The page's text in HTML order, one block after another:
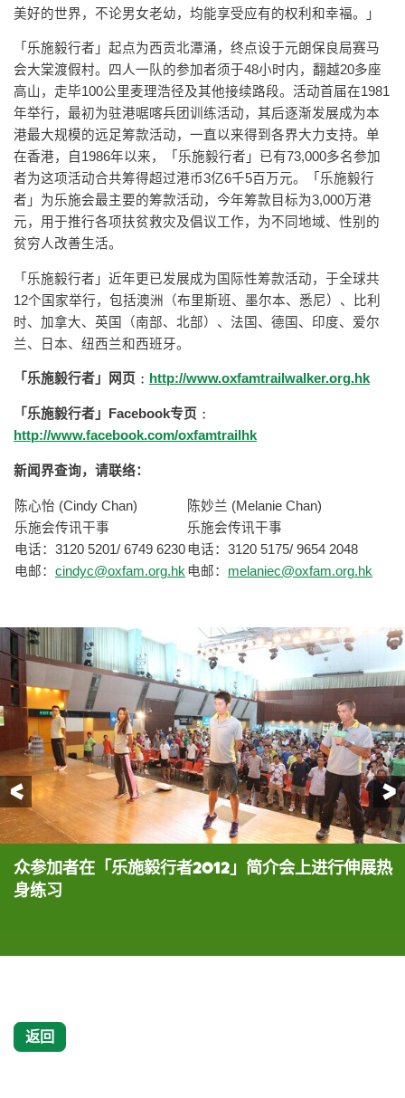
美好的世界，不论男女老幼，均能享受应有的权利和幸褔。」
「乐施毅行者」起点为西贡北潭涌，终点设于元朗保良局赛马
会大棠渡假村。四人一队的参加者须于48小时内，翻越20多座
高山，走毕100公里麦理浩径及其他接续路段。活动首届在1981
年举行，最初为驻港啹喀兵团训练活动，其后逐渐发展成为本
港最大规模的远足筹款活动，一直以来得到各界大力支持。单
在香港，自1986年以来，「乐施毅行者」已有73,000多名参加
者为这项活动合共筹得超过港币3亿6千5百万元。「乐施毅行
者」为乐施会最主要的筹款活动，今年筹款目标为3,000万港
元，用于推行各项扶贫救灾及倡议工作，为不同地域、性别的
贫穷人改善生活。
「乐施毅行者」近年更已发展成为国际性筹款活动，于全球共
12个国家举行，包括澳洲（布里斯班、墨尔本、悉尼）、比利
时、加拿大、英国（南部、北部）、法国、德国、印度、爱尔
兰、日本、纽西兰和西班牙。
「乐施毅行者」网页﹕ http://www.oxfamtrailwalker.org.hk
「乐施毅行者」Facebook专页﹕
http://www.facebook.com/oxfamtrailhk
新闻界查询，请联络：
陈心怡 (Cindy Chan)
乐施会传讯干事
电话：3120 5201/ 6749 6230
电邮： cindyc@oxfam.org.hk
陈妙兰 (Melanie Chan)
乐施会传讯干事
电话：3120 5175/ 9654 2048
电邮： melaniec@oxfam.org.hk
前一页
众参加者在「乐施毅行者2012」简介会上进行伸展热
身练习
乐施会筹募经理(活动)黄玉闲在会上讲述「乐施毅行
者2012」的活动及捐款细节
逾16年毅行经验的资深超级毅行者兼「毅行教室」创
办人陈国强，与众参加者分享其丰富的行山经验及组
义肢毅行者冯锦雄今年将带领一批义肢运动员组队参
与「乐施毅行者2012」，期望冲破肢体障碍，彰显团
义肢毅行者冯锦雄今年将带领一批义肢运动员组队参
与「乐施毅行者2012」，期望冲破肢体障碍，彰显团
义肢毅行者冯锦雄(右四)今年将带领一批义肢运动员
组队参与「乐施毅行者2012」，期望冲破肢体障碍，
返回